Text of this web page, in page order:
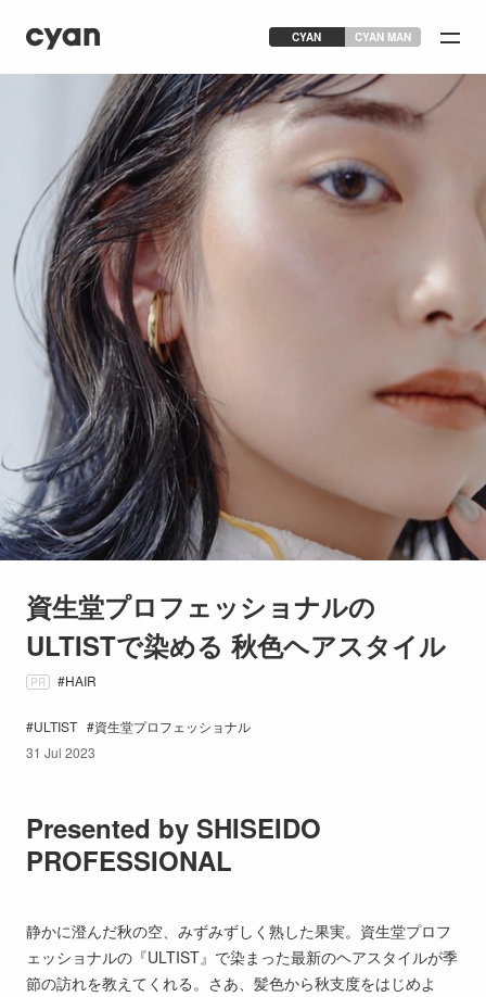
CYAN CYAN MAN
資生堂プロフェッショナルの
ULTISTで染める 秋色ヘアスタイル
PR HAIR
ULTIST
資生堂プロフェッショナル
31 Jul 2023
Presented by SHISEIDO
PROFESSIONAL
静かに澄んだ秋の空、みずみずしく熟した果実。資生堂プロフ
ェッショナルの『ULTIST』で染まった最新のヘアスタイルが季
節の訪れを教えてくれる。さあ、髪色から秋支度をはじめよ